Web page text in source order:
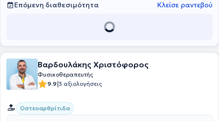
Επόμενη διαθεσιμότητα Κλείσε ραντεβού
Βαρδουλάκης Χριστόφορος
Φυσικοθεραπευτής
9.9|3 αξιολογήσεις
Οστεοαρθρίτιδα